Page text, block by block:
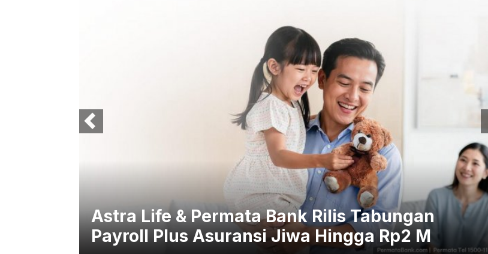
KB Bank-MSIG Life Luncurkan Smart Wealth
Assurance untuk Keluarga Indonesia